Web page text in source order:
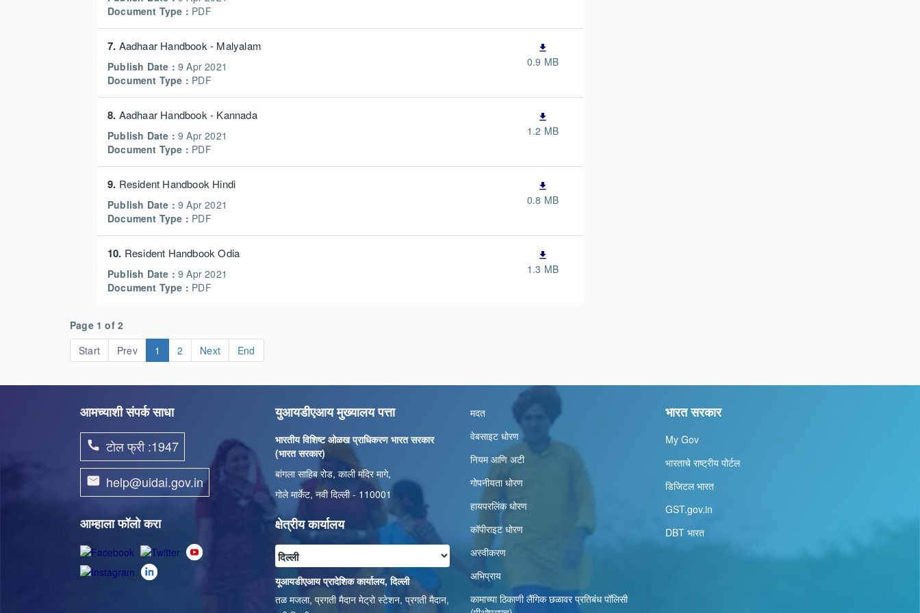
Document Type : PDF
7. Aadhaar Handbook - Malyalam
Publish Date : 9 Apr 2021
Document Type : PDF
file_download
0.9 MB
8. Aadhaar Handbook - Kannada
Publish Date : 9 Apr 2021
Document Type : PDF
file_download
1.2 MB
9. Resident Handbook Hindi
Publish Date : 9 Apr 2021
Document Type : PDF
file_download
0.8 MB
10. Resident Handbook Odia
Publish Date : 9 Apr 2021
Document Type : PDF
file_download
1.3 MB
Page 1 of 2
Start
Prev 1 2 Next End
आमच्याशी संपर्क साधा
phone टोल फ्री :1947
email help@uidai.gov.in
आम्हाला फॉलो करा
युआयडीएआय मुख्यालय पत्ता
भारतीय विशिष्ट ओळख प्राधिकरण भारत सरकार
(भारत सरकार)
बांगला साहिब रोड, काली मंदिर मागे,
गोले मार्केट, नवी दिल्ली - 110001
क्षेत्रीय कार्यालय
यूआयडीएआय प्रादेशिक कार्यालय, दिल्ली
तळ मजला, प्रगती मैदान मेट्रो स्टेशन, प्रगती मैदान,
मदत
वेबसाइट धोरण
नियम आणि अटी
गोपनीयता धोरण
हायपरलिंक धोरण
कॉपीराइट धोरण
अस्वीकरण
अभिप्राय
कामाच्या ठिकाणी लैंगिक छळावर प्रतिबंध पॉलिसी
भारत सरकार
My Gov
भारताचे राष्ट्रीय पोर्टल
डिजिटल भारत
GST.gov.in
DBT भारत